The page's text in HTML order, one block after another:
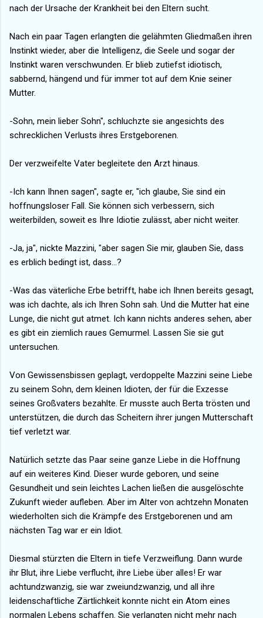
nach der Ursache der Krankheit bei den Eltern sucht.
Nach ein paar Tagen erlangten die gelähmten Gliedmaßen ihren
Instinkt wieder, aber die Intelligenz, die Seele und sogar der
Instinkt waren verschwunden. Er blieb zutiefst idiotisch,
sabbernd, hängend und für immer tot auf dem Knie seiner
Mutter.
-Sohn, mein lieber Sohn", schluchzte sie angesichts des
schrecklichen Verlusts ihres Erstgeborenen.
Der verzweifelte Vater begleitete den Arzt hinaus.
-Ich kann Ihnen sagen", sagte er, "ich glaube, Sie sind ein
hoffnungsloser Fall. Sie können sich verbessern, sich
weiterbilden, soweit es Ihre Idiotie zulässt, aber nicht weiter.
-Ja, ja", nickte Mazzini, "aber sagen Sie mir, glauben Sie, dass
es erblich bedingt ist, dass...?
-Was das väterliche Erbe betrifft, habe ich Ihnen bereits gesagt,
was ich dachte, als ich Ihren Sohn sah. Und die Mutter hat eine
Lunge, die nicht gut atmet. Ich kann nichts anderes sehen, aber
es gibt ein ziemlich raues Gemurmel. Lassen Sie sie gut
untersuchen.
Von Gewissensbissen geplagt, verdoppelte Mazzini seine Liebe
zu seinem Sohn, dem kleinen Idioten, der für die Exzesse
seines Großvaters bezahlte. Er musste auch Berta trösten und
unterstützen, die durch das Scheitern ihrer jungen Mutterschaft
tief verletzt war.
Natürlich setzte das Paar seine ganze Liebe in die Hoffnung
auf ein weiteres Kind. Dieser wurde geboren, und seine
Gesundheit und sein leichtes Lachen ließen die ausgelöschte
Zukunft wieder aufleben. Aber im Alter von achtzehn Monaten
wiederholten sich die Krämpfe des Erstgeborenen und am
nächsten Tag war er ein Idiot.
Diesmal stürzten die Eltern in tiefe Verzweiflung. Dann wurde
ihr Blut, ihre Liebe verflucht, ihre Liebe über alles! Er war
achtundzwanzig, sie war zweiundzwanzig, und all ihre
leidenschaftliche Zärtlichkeit konnte nicht ein Atom eines
normalen Lebens schaffen. Sie verlangten nicht mehr nach